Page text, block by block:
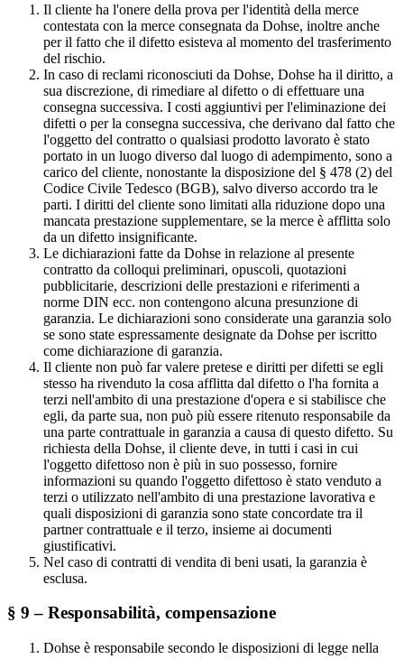
Il cliente ha l'onere della prova per l'identità della merce
contestata con la merce consegnata da Dohse, inoltre anche
per il fatto che il difetto esisteva al momento del trasferimento
del rischio.
In caso di reclami riconosciuti da Dohse, Dohse ha il diritto, a
sua discrezione, di rimediare al difetto o di effettuare una
consegna successiva. I costi aggiuntivi per l'eliminazione dei
difetti o per la consegna successiva, che derivano dal fatto che
l'oggetto del contratto o qualsiasi prodotto lavorato è stato
portato in un luogo diverso dal luogo di adempimento, sono a
carico del cliente, nonostante la disposizione del § 478 (2) del
Codice Civile Tedesco (BGB), salvo diverso accordo tra le
parti. I diritti del cliente sono limitati alla riduzione dopo una
mancata prestazione supplementare, se la merce è afflitta solo
da un difetto insignificante.
Le dichiarazioni fatte da Dohse in relazione al presente
contratto da colloqui preliminari, opuscoli, quotazioni
pubblicitarie, descrizioni delle prestazioni e riferimenti a
norme DIN ecc. non contengono alcuna presunzione di
garanzia. Le dichiarazioni sono considerate una garanzia solo
se sono state espressamente designate da Dohse per iscritto
come dichiarazione di garanzia.
Il cliente non può far valere pretese e diritti per difetti se egli
stesso ha rivenduto la cosa afflitta dal difetto o l'ha fornita a
terzi nell'ambito di una prestazione d'opera e si stabilisce che
egli, da parte sua, non può più essere ritenuto responsabile da
una parte contrattuale in garanzia a causa di questo difetto. Su
richiesta della Dohse, il cliente deve, in tutti i casi in cui
l'oggetto difettoso non è più in suo possesso, fornire
informazioni su quando l'oggetto difettoso è stato venduto a
terzi o utilizzato nell'ambito di una prestazione lavorativa e
quali disposizioni di garanzia sono state concordate tra il
partner contrattuale e il terzo, insieme ai documenti
giustificativi.
Nel caso di contratti di vendita di beni usati, la garanzia è
esclusa.
§ 9 – Responsabilità, compensazione
Dohse è responsabile secondo le disposizioni di legge nella